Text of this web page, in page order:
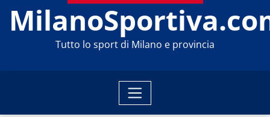
Tutto lo sport di Milano e provincia